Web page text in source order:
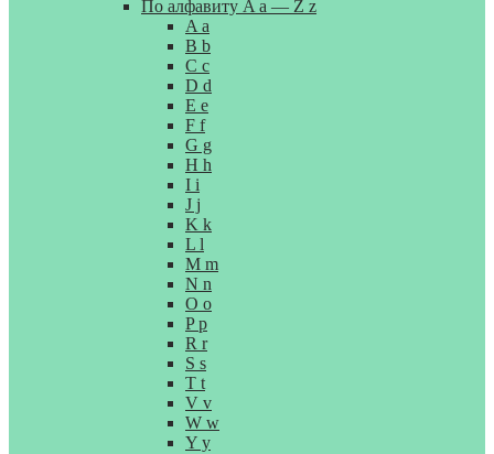
По алфавиту A a — Z z
A a
B b
C c
D d
E e
F f
G g
H h
I i
J j
K k
L l
M m
N n
O o
P p
R r
S s
T t
V v
W w
Y y